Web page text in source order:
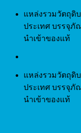
Skip
content
แหล่งรวมวัตถุดิ
ประเทศ บรรจุ
นำเข้าของแท้
แหล่งรวมวัตถุดิ
ประเทศ บรรจุ
นำเข้าของแท้